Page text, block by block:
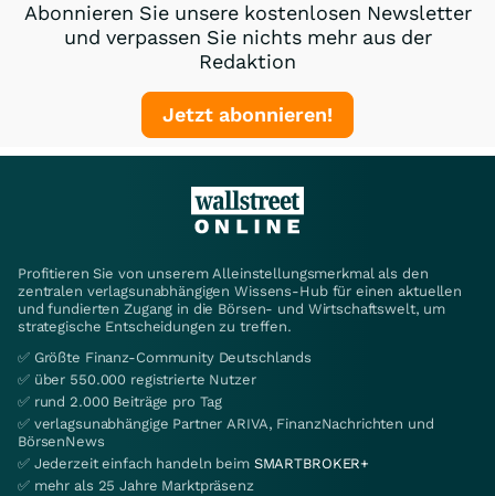
Abonnieren Sie unsere kostenlosen Newsletter
und verpassen Sie nichts mehr aus der
Redaktion
Jetzt abonnieren!
Profitieren Sie von unserem Alleinstellungsmerkmal als den
zentralen verlagsunabhängigen Wissens-Hub für einen aktuellen
und fundierten Zugang in die Börsen- und Wirtschaftswelt, um
strategische Entscheidungen zu treffen.
✅ Größte Finanz-Community Deutschlands
✅ über 550.000 registrierte Nutzer
✅ rund 2.000 Beiträge pro Tag
✅ verlagsunabhängige Partner ARIVA, FinanzNachrichten und
BörsenNews
✅ Jederzeit einfach handeln beim SMARTBROKER+
✅ mehr als 25 Jahre Marktpräsenz